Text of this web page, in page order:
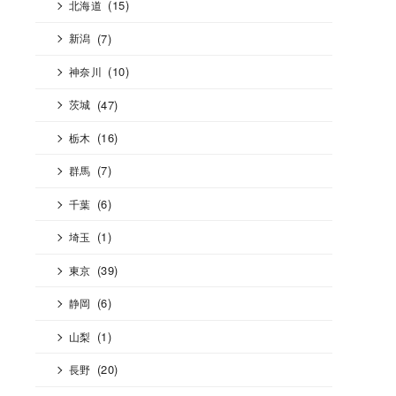
北海道 (15)
新潟 (7)
神奈川 (10)
茨城 (47)
栃木 (16)
群馬 (7)
千葉 (6)
埼玉 (1)
東京 (39)
静岡 (6)
山梨 (1)
長野 (20)